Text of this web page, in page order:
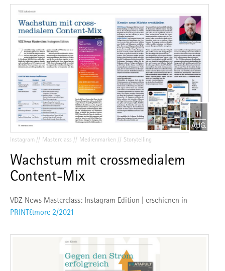
11
AUG.
Instagram Masterclass Medienmarken Storytelling
Wachstum mit crossmedialem
Content-Mix
VDZ News Masterclass: Instagram Edition | erschienen in
PRINT&more 2/2021